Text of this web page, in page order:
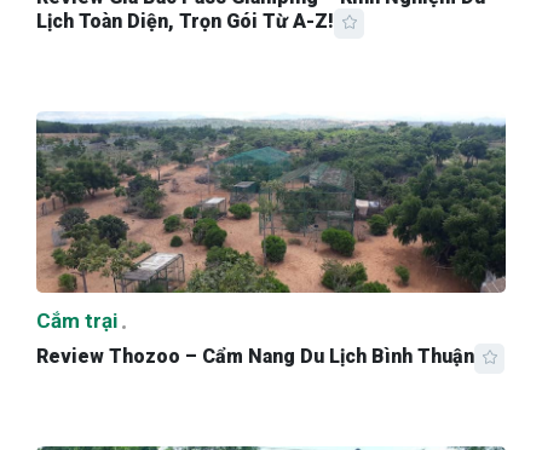
Lịch Toàn Diện, Trọn Gói Từ A-Z!
Cắm trại
Review Thozoo – Cẩm Nang Du Lịch Bình Thuận